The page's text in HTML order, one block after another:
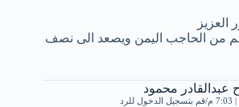
العزيز
من الحاجب اليمن ويصعد الى نصف
عبدالقادر محمود
قم بتسجيل الدخول للرد